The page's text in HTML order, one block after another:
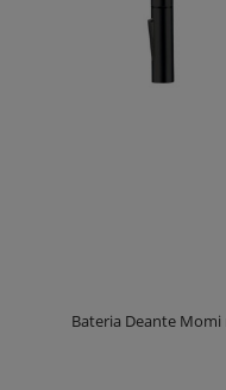
Bateria Deante